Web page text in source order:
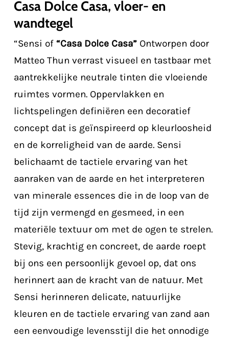
Casa Dolce Casa, vloer- en
wandtegel
“Sensi of“Casa Dolce Casa”Ontworpen door
Matteo Thun verrast visueel en tastbaar met
aantrekkelijke neutrale tinten die vloeiende
ruimtes vormen. Oppervlakken en
lichtspelingen definiëren een decoratief
concept dat is geïnspireerd op kleurloosheid
en de korreligheid van de aarde. Sensi
belichaamt de tactiele ervaring van het
aanraken van de aarde en het interpreteren
van minerale essences die in de loop van de
tijd zijn vermengd en gesmeed, in een
materiële textuur om met de ogen te strelen.
Stevig, krachtig en concreet, de aarde roept
bij ons een persoonlijk gevoel op, dat ons
herinnert aan de kracht van de natuur. Met
Sensi herinneren delicate, natuurlijke
kleuren en de tactiele ervaring van zand aan
een eenvoudige levensstijl die het onnodige